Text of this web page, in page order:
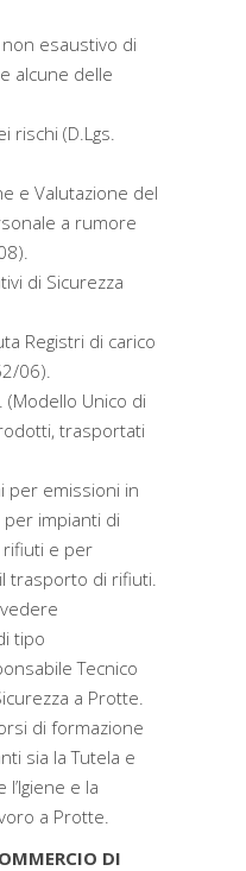
esaustivo di
alcune delle
rischi (D.Lgs.
e Valutazione del
a rumore
di Sicurezza
Registri di carico
06).
(Modello Unico di
trasportati
per emissioni in
per impianti di
e per
trasporto di rifiuti.
tipo
Tecnico
a Protte.
di formazione
sia la Tutela e
e la
a Protte.
DI